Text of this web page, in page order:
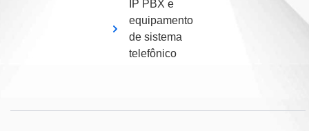
IP PBX e
equipamento
de sistema
telefônico